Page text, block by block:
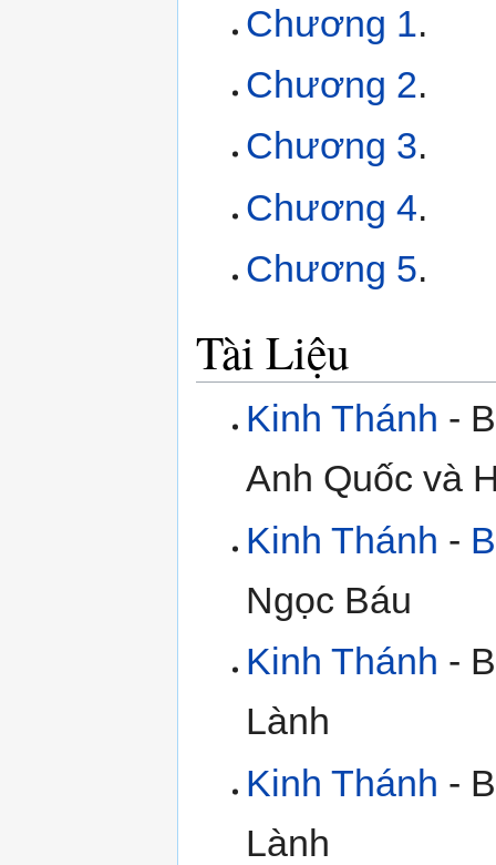
Chương 1.
Chương 2.
Chương 3.
Chương 4.
Chương 5.
Tài Liệu
Kinh Thánh -
Anh Quốc và
Kinh Thánh -
Ngọc Báu
Kinh Thánh -
Lành
Kinh Thánh -
Lành